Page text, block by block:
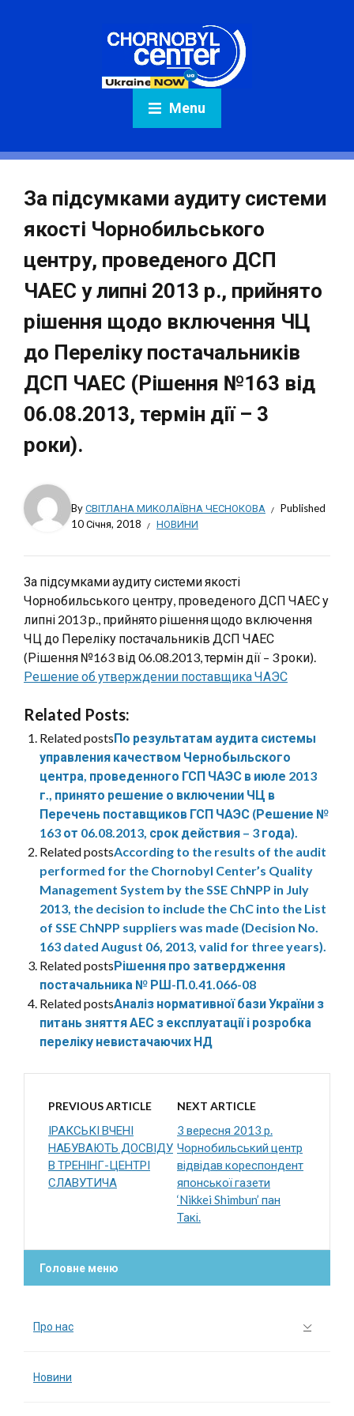
Menu
За підсумками аудиту системи
якості Чорнобильського
центру, проведеного ДСП
ЧАЕС у липні 2013 р., прийнято
рішення щодо включення ЧЦ
до Переліку постачальників
ДСП ЧАЕС (Рішення №163 від
06.08.2013, термін дії – 3
роки).
ByСВІТЛАНА МИКОЛАЇВНА ЧЕСНОКОВА
Published
10 Січня, 2018
НОВИНИ
За підсумками аудиту системи якості
Чорнобильського центру, проведеного ДСП ЧАЕС у
липні 2013 р., прийнято рішення щодо включення
ЧЦ до Переліку постачальників ДСП ЧАЕС
(Рішення №163 від 06.08.2013, термін дії – 3 роки).
Решение об утверждении поставщика ЧАЭС
Related Posts:
Related postsПо результатам аудита системы
управления качеством Чернобыльского
центра, проведенного ГСП ЧАЭС в июле 2013
г., принято решение о включении ЧЦ в
Перечень поставщиков ГСП ЧАЭС (Решение №
163 от 06.08.2013, срок действия – 3 года).
Related postsAccording to the results of the audit
performed for the Chornobyl Center’s Quality
Management System by the SSE ChNPP in July
2013, the decision to include the ChC into the List
of SSE ChNPP suppliers was made (Decision No.
163 dated August 06, 2013, valid for three years).
Related postsРішення про затвердження
постачальника № РШ-П.0.41.066-08
Related postsАналіз нормативної бази України з
питань зняття АЕС з експлуатації і розробка
переліку невистачаючих НД
PREVIOUS ARTICLE
ІРАКСЬКІ ВЧЕНІ
НАБУВАЮТЬ ДОСВІДУ
В ТРЕНІНГ-ЦЕНТРІ
СЛАВУТИЧА
NEXT ARTICLE
3 вересня 2013 р.
Чорнобильський центр
відвідав кореспондент
японської газети
‘Nikkei Shimbun’ пан
Такі.
Головне меню
Про нас
Новини